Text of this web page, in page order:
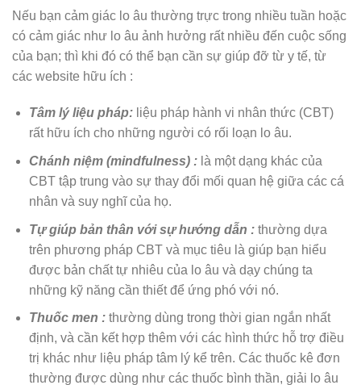
Nếu bạn cảm giác lo âu thường trực trong nhiều tuần hoặc
có cảm giác như lo âu ảnh hưởng rất nhiều đến cuộc sống
của bạn; thì khi đó có thể bạn cần sự giúp đỡ từ y tế, từ
các website hữu ích :
Tâm lý liệu pháp:liệu pháp hành vi nhân thức (CBT)
rất hữu ích cho những người có rối loạn lo âu.
Chánh niệm (mindfulness) :là một dạng khác của
CBT tập trung vào sự thay đổi mối quan hệ giữa các cá
nhân và suy nghĩ của họ.
Tự giúp bản thân với sự hướng dẫn :thường dựa
trên phương pháp CBT và mục tiêu là giúp bạn hiểu
được bản chất tự nhiêu của lo âu và dạy chúng ta
những kỹ năng cần thiết để ứng phó với nó.
Thuốc men :thường dùng trong thời gian ngắn nhất
định, và cần kết hợp thêm với các hình thức hỗ trợ điều
trị khác như liệu pháp tâm lý kể trên. Các thuốc kê đơn
thường được dùng như các thuốc bình thần, giải lo âu